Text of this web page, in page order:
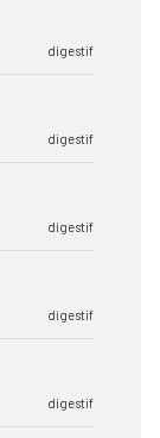
digestif
digestif
digestif
digestif
digestif